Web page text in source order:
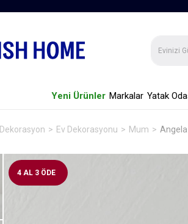
Yeni Ürünler Markalar Yatak
Dekorasyon Ev Dekorasyonu Mum Angela
4 AL 3 ÖDE